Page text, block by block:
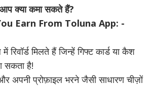
आप क्या कमा सकते हैं?
Earn From Toluna App: -
मिलते हैं जिन्हें गिफ्ट कार्ड या कैश
सकता है!
प्रोफ़ाइल भरने जैसी साधारण चीज़ों